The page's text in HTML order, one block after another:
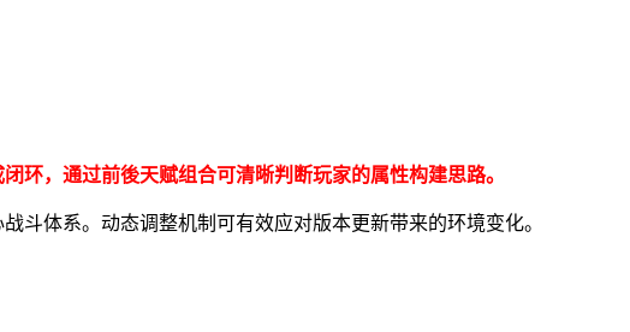
环，通过前後天赋组合可清晰判断玩家的属性构建思路。
斗体系。动态调整机制可有效应对版本更新带来的环境变化。